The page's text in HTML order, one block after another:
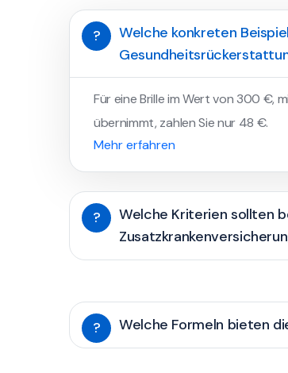
?
Welche konkreten
Für eine Brille im Wert von 300 €,
übernimmt, zahlen Sie nur 48 €.
Mehr erfahren
?
Welche Kriterien sollten
? Welche Formeln bieten